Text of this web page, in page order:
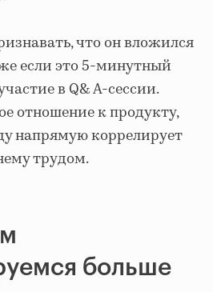
что он вложился
если это 5-минутный
в Q& A-сессии.
отношение к продукту,
напрямую коррелирует
трудом.
больше